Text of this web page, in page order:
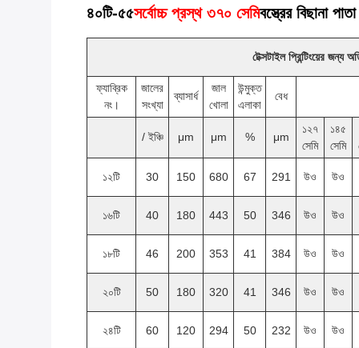
৪০টি-৫৫সর্বোচ্চ প্রস্থ ৩৭০ সেমিবস্ত্রের বিছানা
টেক্সটাইল প্রিন্টিংয়ের জন্য
ফ্যাব্রিক
নং।
জালের
সংখ্যা
ব্যাসার্ধ
জাল
খোলা
উন্মুক্ত
এলাকা
বেধ
/ ইঞ্চি μm μm % μm
১২৭
সেমি
১৪৫
সেমি
১২টি 30 150 680 67 291 উও উও
১৬টি 40 180 443 50 346 উও উও
১৮টি 46 200 353 41 384 উও উও
২০টি 50 180 320 41 346 উও উও
২৪টি 60 120 294 50 232 উও উও